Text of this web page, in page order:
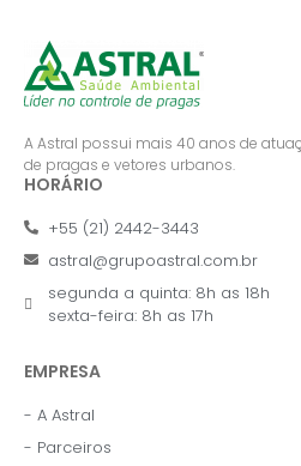
A Astral possui mais 40 anos de
de pragas e vetores urbanos.
HORÁRIO
+55 (21) 2442-3443
astral@grupoastral.com.br
segunda a quinta: 8h as 18h
sexta-feira: 8h as 17h
EMPRESA
- A Astral
- Parceiros